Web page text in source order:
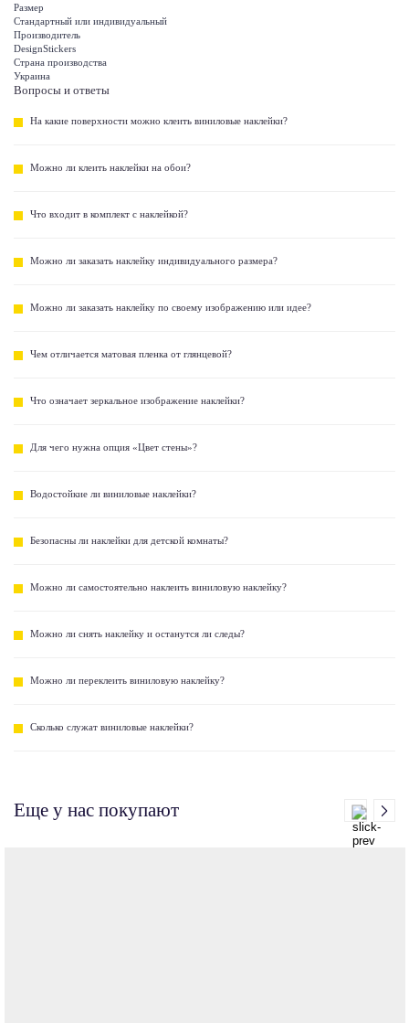
Размер
Стандартный или индивидуальный
Производитель
DesignStickers
Страна производства
Украина
Вопросы и ответы
На какие поверхности можно клеить виниловые наклейки?
Можно ли клеить наклейки на обои?
Что входит в комплект с наклейкой?
Можно ли заказать наклейку индивидуального размера?
Можно ли заказать наклейку по своему изображению или идее?
Чем отличается матовая пленка от глянцевой?
Что означает зеркальное изображение наклейки?
Для чего нужна опция «Цвет стены»?
Водостойкие ли виниловые наклейки?
Безопасны ли наклейки для детской комнаты?
Можно ли самостоятельно наклеить виниловую наклейку?
Можно ли снять наклейку и останутся ли следы?
Можно ли переклеить виниловую наклейку?
Сколько служат виниловые наклейки?
Еще у нас покупают